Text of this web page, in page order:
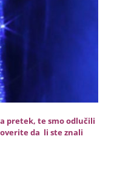
pretek, te smo odlučili
da li ste znali